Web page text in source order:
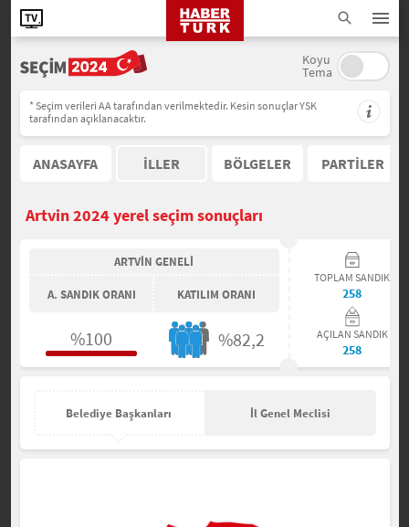
Koyu
Tema
* Seçim verileri AA tarafından verilmektedir. Kesin sonuçlar YSK
tarafından açıklanacaktır.
ANASAYFA İLLER BÖLGELER PARTİLER
Artvin 2024 yerel seçim sonuçları
ARTVİN GENELİ
A. SANDIK ORANI KATILIM ORANI
%100 %82,2
TOPLAM SANDIK
258
AÇILAN SANDIK
258
Belediye Başkanları İl Genel Meclisi